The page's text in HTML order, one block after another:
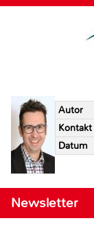
Autor
Kontakt
Datum
Newsletter